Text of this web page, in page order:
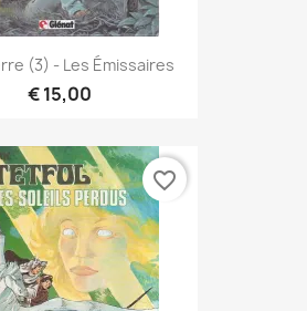
(3) - Les Émissaires
€ 15,00
favorite_border